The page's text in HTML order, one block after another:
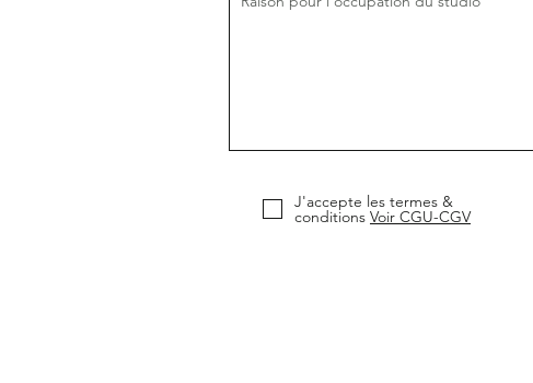
J'accepte les termes &
conditions Voir CGU-CGV